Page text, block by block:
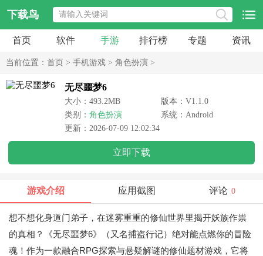
下载鸟
首页 软件 手游 排行榜 专题 资讯
当前位置： 首页 > 手机游戏 > 角色扮演 >
无尽噩梦6
大小：493.2MB
版本：V1.1.0
类别： 角色扮演
系统：Android
更新：2026-07-09 12:02:34
立即下载
游戏介绍 应用截图 评论 0
想不想化身道门弟子，在迷雾重重的修仙世界里揭开妖族作祟
的真相？《无尽噩梦6》（又名捕盗行记）绝对能点燃你的冒险
魂！作为一款融合RPG探索与悬疑解谜的修仙题材游戏，它将